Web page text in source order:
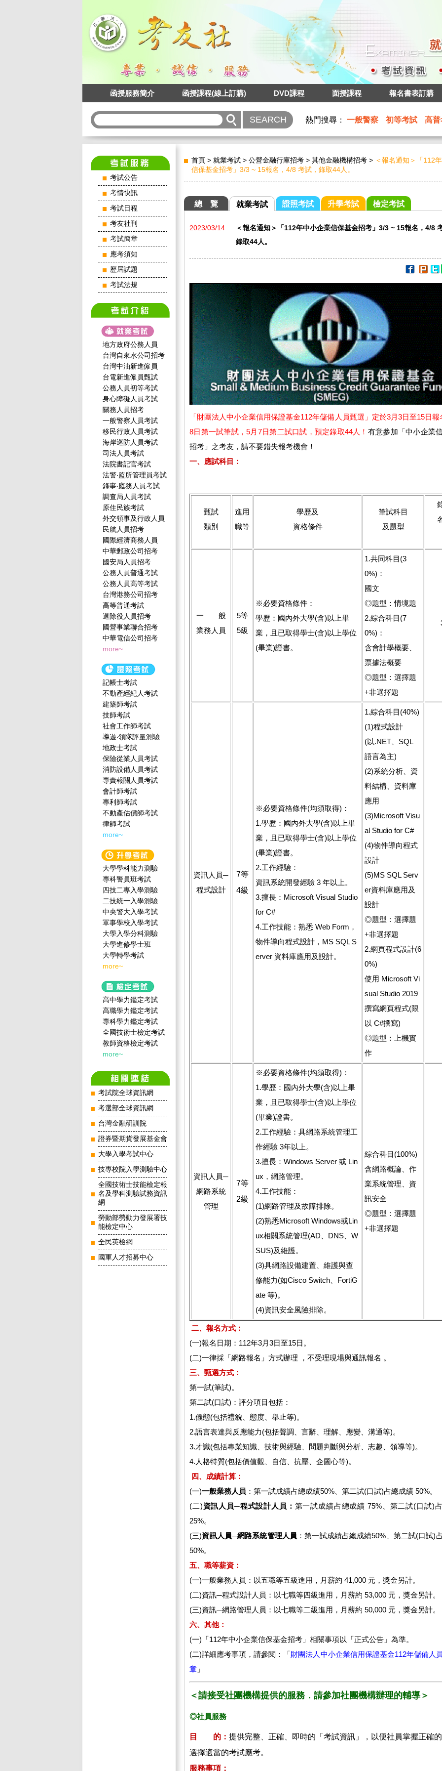
函授服務簡介 函授課程(線上訂購) DVD課程 面授課程 報名書表訂購
熱門搜尋： 一般警察 初等考試 高普
考試公告
考情快訊
考試日程
考友社刊
考試簡章
應考須知
歷屆試題
考試法規
地方政府公務人員
台灣自來水公司招考
台灣中油新進僱員
台電新進僱員甄試
公務人員初等考試
身心障礙人員考試
關務人員招考
一般警察人員考試
移民行政人員考試
海岸巡防人員考試
司法人員考試
法院書記官考試
法警‧監所管理員考試
錄事‧庭務人員考試
調查局人員考試
原住民族考試
外交領事及行政人員
民航人員招考
國際經濟商務人員
中華郵政公司招考
國安局人員招考
公務人員普通考試
公務人員高等考試
台灣港務公司招考
高等普通考試
退除役人員招考
國營事業聯合招考
中華電信公司招考
more~
記帳士考試
不動產經紀人考試
建築師考試
技師考試
社會工作師‍考試
導遊‧領隊評量測驗
地政士考試
保險從業人員考試
消防設備人員考試
專責報關人員考試
會計師考試
專利師考試
不動產估價師考試
律師考試
more~
大學學科能力測驗
專科警員班考試
四技二專入學測驗
二技統一入學測驗
中央警大入學考試
軍事學校入學考試
大學入學分科測驗
大學進修學士班
大學轉學考試
more~
高中學力鑑定考試
高職學力鑑定考試
專科學力鑑定考試
全國技術士檢定考試
教師資格檢定考試
more~
考試院全球資訊網
考選部全球資訊網
台灣金融研訓院
證券暨期貨發展基金會
大學入學考試中心
技專校院入學測驗中心
全國技術士技能檢定報
名及學科測驗試務資訊
網
勞動部勞動力發展署技
能檢定中心
全民英檢網
國軍人才招募中心
首頁 > 就業考試 > 公營金融行庫招考 > 其他金融機構招考 > ＜報名通知＞「112
信保基金招考」3/3 ~ 15報名，4/8 考試，錄取44人。
總 覽 就業考試 證照考試 升學考試 檢定考試
2023/03/14
＜報名通知＞「112年中小企業信保基金招考」3/3 ~ 15報名，4/8
錄取44人。
「財團法人中小企業信用保證基金112年儲備人員甄選」定於3月3日至15日報
8日第一試筆試，5月7日第二試口試，預定錄取44人！ 有意參加「中小企業
招考」之考友，請不要錯失報考機會！
一、應試科目：
甄試
類別
進用
職等
學歷及
資格條件
筆試科目
及題型
一 般
業務人員
5等
5級
※必要資格條件：
學歷：國內外大學(含)以上畢
業，且已取得學士(含)以上學位
(畢業)證書。
1.共同科目(3
0%)：
國文
◎題型：情境題
2.綜合科目(7
0%)：
含會計學概要、
票據法概要
◎題型：選擇題
+非選擇題
資訊人員─
程式設計
7等
4級
※必要資格條件(均須取得)：
1.學歷：國內外大學(含)以上畢
業，且已取得學士(含)以上學位
(畢業)證書。
2.工作經驗：
資訊系統開發經驗 3 年以上。
3.擅長：Microsoft Visual Studio
for C#
4.工作技能：熟悉 Web Form，
物件導向程式設計，MS SQL S
erver 資料庫應用及設計。
1.綜合科目(40%)
(1)程式設計
(以.NET、SQL
語言為主)
(2)系統分析、資
料結構、資料庫
應用
(3)Microsoft Visu
al Studio for C#
(4)物件導向程式
設計
(5)MS SQL Serv
er資料庫應用及
設計
◎題型：選擇題
+非選擇題
2.網頁程式設計(6
0%)
使用 Microsoft Vi
sual Studio 2019
撰寫網頁程式(限
以 C#撰寫)
◎題型：上機實
作
資訊人員─
網路系統
管理
7等
2級
※必要資格條件(均須取得)：
1.學歷：國內外大學(含)以上畢
業，且已取得學士(含)以上學位
(畢業)證書。
2.工作經驗：具網路系統管理工
作經驗 3年以上。
3.擅長：Windows Server 或 Lin
ux，網路管理。
4.工作技能：
(1)網路管理及故障排除。
(2)熟悉Microsoft Windows或Lin
ux相關系統管理(AD、DNS、W
SUS)及維護。
(3)具網路設備建置、維護與查
修能力(如Cisco Switch、FortiG
ate 等)。
(4)資訊安全風險排除。
綜合科目(100%)
含網路概論、作
業系統管理、資
訊安全
◎題型：選擇題
+非選擇題
二、報名方式：
(一)報名日期：112年3月3日至15日 。
(二)一律採「網路報名」方式辦理 ，不受理現場與通訊報名 。
三、甄選方式：
第一試(筆試)。
第二試(口試)：評分項目包括：
1.儀態(包括禮貌、態度、舉止等)。
2.語言表達與反應能力(包括聲調、言辭、理解、應變、溝通等)。
3.才識(包括專業知識、技術與經驗、問題判斷與分析、志趣、領導等)。
4.人格特質(包括價值觀、自信、抗壓、企圖心等)。
四、成績計算：
(一)一般業務人員 ：第一試成績占總成績50%、第二試(口試)占總成績 50%。
(二)資訊人員─程式設計人員： 第一試成績占總成績 75%、第二試(口試)
25%。
(三)資訊人員─網路系統管理人員 ：第一試成績占總成績50%、第二試(口試)
50%。
五、職等薪資：
(一)一般業務人員：以五職等五級進用，月薪約 41,000 元，獎金另計。
(二)資訊─程式設計人員：以七職等四級進用，月薪約 53,000 元，獎金另計。
(三)資訊─網路管理人員：以七職等二級進用，月薪約 50,000 元，獎金另計。
六、其他：
(一)「112年中小企業信保基金招考 」相關事項以「正式公告」為準。
(二)詳細應考事項，請參閱：「財團法人中小企業信用保證基金112年儲備人
章 」
＜請接受社團機構提供的服務．請參加社團機構辦理的輔導＞
◎社員服務
目 的： 提供完整、正確、即時的「考試資訊」，以便社員掌握正確
選擇適當的考試應考。
服務事項：